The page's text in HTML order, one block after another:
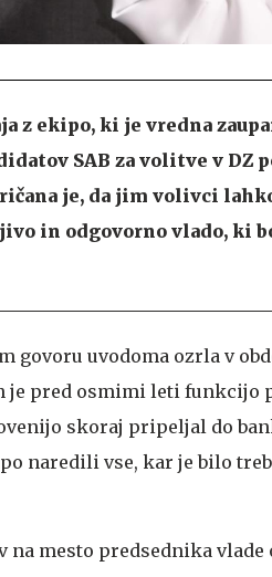
z ekipo, ki je vredna
SAB za volitve v DZ
je, da jim volivci
in odgovorno vlado, ki
govoru uvodoma ozrla v
je pred osmimi leti funkcijo
skoraj pripeljal do
naredili vse, kar je bilo
na mesto predsednika